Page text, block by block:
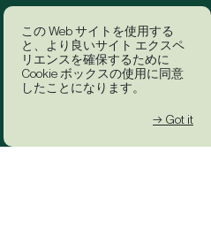
この Web サイトを使用する
と、より良いサイト エクスペ
リエンスを確保するために
Cookie ボックスの使用に同意
したことになります。
→ Got it